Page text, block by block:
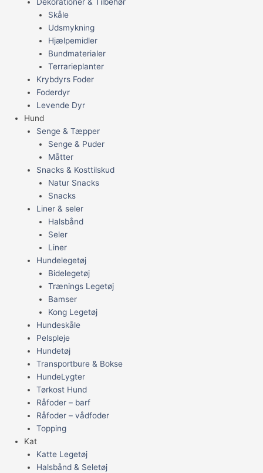
Dekorationer & Tilbehør
Skåle
Udsmykning
Hjælpemidler
Bundmaterialer
Terrarieplanter
Krybdyrs Foder
Foderdyr
Levende Dyr
Hund
Senge & Tæpper
Senge & Puder
Måtter
Snacks & Kosttilskud
Natur Snacks
Snacks
Liner & seler
Halsbånd
Seler
Liner
Hundelegetøj
Bidelegetøj
Trænings Legetøj
Bamser
Kong Legetøj
Hundeskåle
Pelspleje
Hundetøj
Transportbure & Bokse
HundeLygter
Tørkost Hund
Råfoder – barf
Råfoder – vådfoder
Topping
Kat
Katte Legetøj
Halsbånd & Seletøj